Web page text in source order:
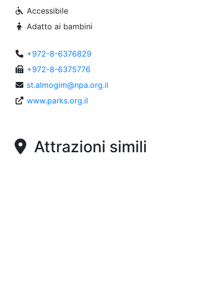
Accessibile
Adatto ai bambini
+972-8-6376829
+972-8-6375776
st.almogim@npa.org.il
www.parks.org.il
Attrazioni simili